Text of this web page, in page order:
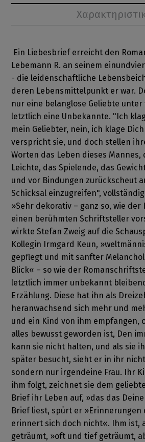
Ein Liebesbrief erreicht den
Lebemann R. an seinem
- die leidenschaftliche
deren Lebensmittelpunkt er war.
nur eine belanglose Geliebte
letztlich eine Unbekannte. "Ich
mein Geliebter, nein, ich klage
verspricht sie, und doch stellen
Worten das Leben dieses Mannes,
Leichte, das Spielende, das
und vor Bindungen zurückscheut
Schicksal einzugreifen", vollständig
»Sehr dekorativ – ganz so, wie der
einen berühmten Schriftsteller
wirkte Stefan Zweig auf die
Kollegin Irmgard Keun,
gepflegt und mit sanfter
Blick« – so wie der
letztlich immer unbekannt
Erzählung. Diese hat ihn als
heranwachsend sich mehr und
und ein Kind von ihm empfangen,
alles bewusst geworden ist, Den
kann sie nicht halten, und als sie
später besucht, sieht er in ihr
sondern nur irgendeine Frau. Ihr
ihm folgt, zeichnet sie dem
Brief ihr Leben auf, »das das
Brief liest, spürt er »Erinnerungen
erinnert sich doch nicht«. Ihm ist,
geträumt, »oft und tief geträumt,